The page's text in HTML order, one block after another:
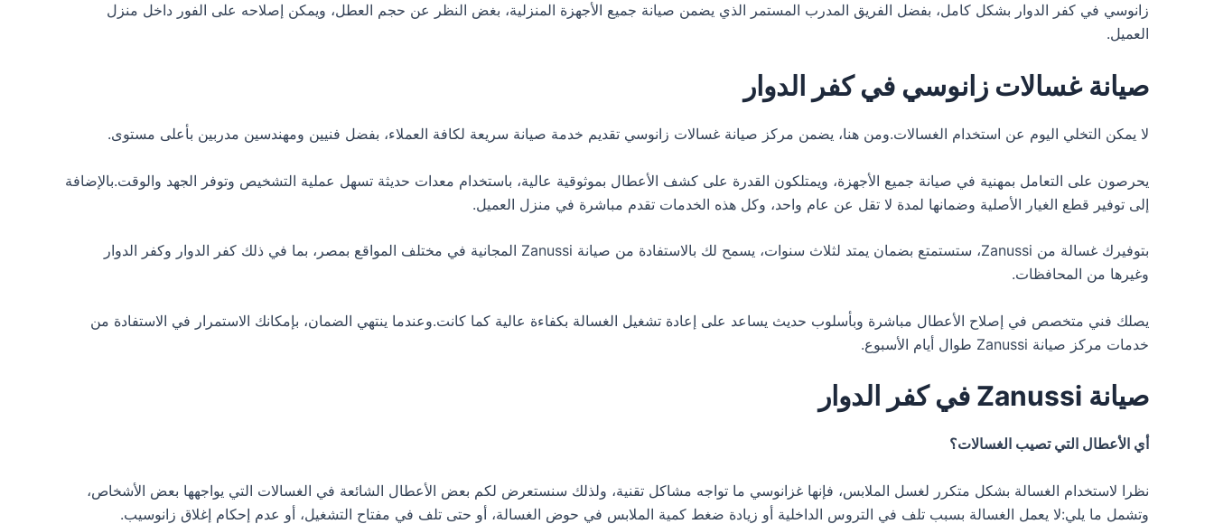
زانوسي في كفر الدوار بشكل كامل، بفضل الفريق المدرب المستمر الذي يضمن صيانة جميع الأجهزة المنزلية، بغض النظر عن حجم العطل، ويمكن إصلاحه على الفور داخل منزل
العميل.
صيانة غسالات زانوسي في كفر الدوار
لا يمكن التخلي اليوم عن استخدام الغسالات.ومن هنا، يضمن مركز صيانة غسالات زانوسي تقديم خدمة صيانة سريعة لكافة العملاء، بفضل فنيين ومهندسين مدربين بأعلى مستوى.
يحرصون على التعامل بمهنية في صيانة جميع الأجهزة، ويمتلكون القدرة على كشف الأعطال بموثوقية عالية، باستخدام معدات حديثة تسهل عملية التشخيص وتوفر الجهد والوقت.بالإضافة
إلى توفير قطع الغيار الأصلية وضمانها لمدة لا تقل عن عام واحد، وكل هذه الخدمات تقدم مباشرة في منزل العميل.
بتوفيرك غسالة من Zanussi، ستستمتع بضمان يمتد لثلاث سنوات، يسمح لك بالاستفادة من صيانة Zanussi المجانية في مختلف المواقع بمصر، بما في ذلك كفر الدوار وكفر الدوار
وغيرها من المحافظات.
يصلك فني متخصص في إصلاح الأعطال مباشرة وبأسلوب حديث يساعد على إعادة تشغيل الغسالة بكفاءة عالية كما كانت.وعندما ينتهي الضمان، بإمكانك الاستمرار في الاستفادة من
خدمات مركز صيانة Zanussi طوال أيام الأسبوع.
صيانة Zanussi في كفر الدوار
أي الأعطال التي تصيب الغسالات؟
نظرا لاستخدام الغسالة بشكل متكرر لغسل الملابس، فإنها غزانوسي ما تواجه مشاكل تقنية، ولذلك سنستعرض لكم بعض الأعطال الشائعة في الغسالات التي يواجهها بعض الأشخاص،
وتشمل ما يلي:لا يعمل الغسالة بسبب تلف في التروس الداخلية أو زيادة ضغط كمية الملابس في حوض الغسالة، أو حتى تلف في مفتاح التشغيل، أو عدم إحكام إغلاق زانوسيب.